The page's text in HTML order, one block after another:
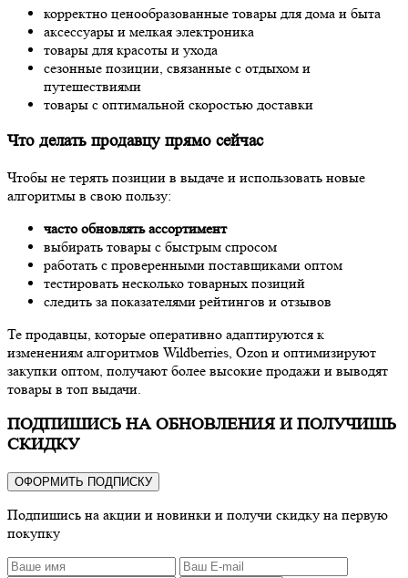
корректно ценообразованные товары для дома и быта
аксессуары и мелкая электроника
товары для красоты и ухода
сезонные позиции, связанные с отдыхом и
путешествиями
товары с оптимальной скоростью доставки
Что делать продавцу прямо сейчас
Чтобы не терять позиции в выдаче и использовать новые
алгоритмы в свою пользу:
часто обновлять ассортимент
выбирать товары с быстрым спросом
работать с проверенными поставщиками оптом
тестировать несколько товарных позиций
следить за показателями рейтингов и отзывов
Те продавцы, которые оперативно адаптируются к
изменениям алгоритмов Wildberries, Ozon и оптимизируют
закупки оптом, получают более высокие продажи и выводят
товары в топ выдачи.
ПОДПИШИСЬ НА ОБНОВЛЕНИЯ И ПОЛУЧИШЬ
СКИДКУ
ОФОРМИТЬ ПОДПИСКУ
Подпишись на акции и новинки и получи скидку на первую
покупку